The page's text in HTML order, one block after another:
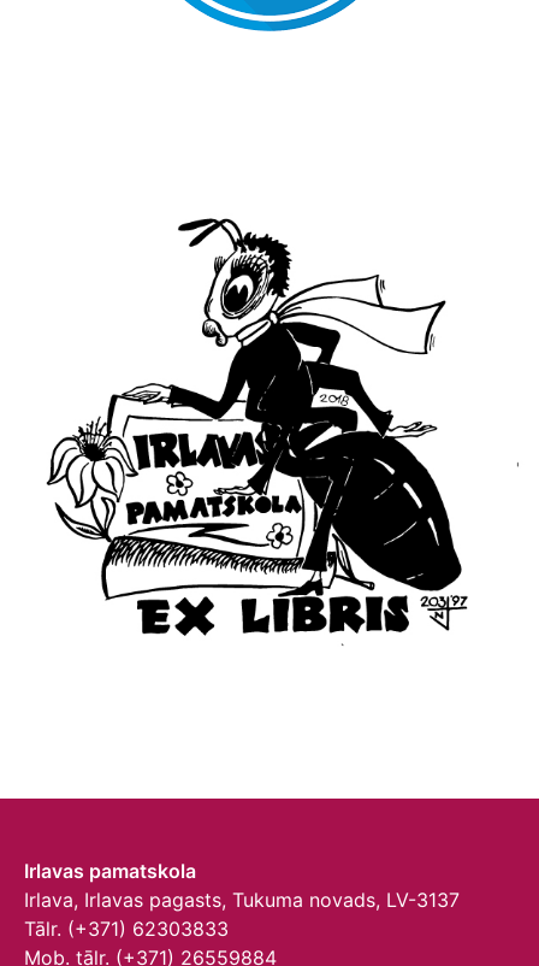
Irlavas pamatskola
Irlava, Irlavas pagasts, Tukuma novads, LV-3137
Tālr. (+371) 62303833
Mob. tālr. (+371) 26559884